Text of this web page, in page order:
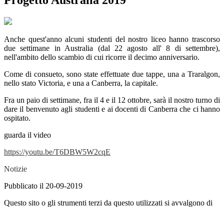
Anche quest'anno alcuni studenti del nostro liceo hanno trascorso
due settimane in Australia (dal 22 agosto all' 8 di settembre),
nell'ambito dello scambio di cui ricorre il decimo anniversario.
Come di consueto, sono state effettuate due tappe, una a Traralgon,
nello stato Victoria, e una a Canberra, la capitale.
Fra un paio di settimane, fra il 4 e il 12 ottobre, sarà il nostro turno di
dare il benvenuto agli studenti e ai docenti di Canberra che ci hanno
ospitato.
guarda il video
https://youtu.be/T6DBW5W2cqE
Notizie
Pubblicato il 20-09-2019
Questo sito o gli strumenti terzi da questo utilizzati si avvalgono di